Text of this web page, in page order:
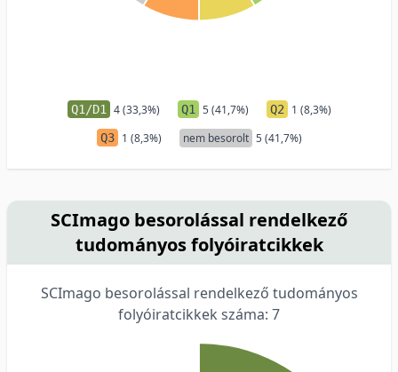
Q1/D1 4 (33,3%) Q1 5 (41,7%) Q2 1 (8,3%)
Q3 1 (8,3%) nem besorolt 5 (41,7%)
SCImago besorolással rendelkező
tudományos folyóiratcikkek
SCImago besorolással rendelkező tudományos
folyóiratcikkek száma: 7